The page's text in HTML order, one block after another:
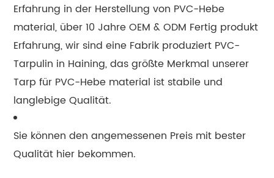
Erfahrung in der Herstellung von PVC-Hebe
material, über 10 Jahre OEM & ODM Fertig produkt
Erfahrung, wir sind eine Fabrik produziert PVC-
Tarpulin in Haining, das größte Merkmal unserer
Tarp für PVC-Hebe material ist stabile und
langlebige Qualität.
Sie können den angemessenen Preis mit bester
Qualität hier bekommen.